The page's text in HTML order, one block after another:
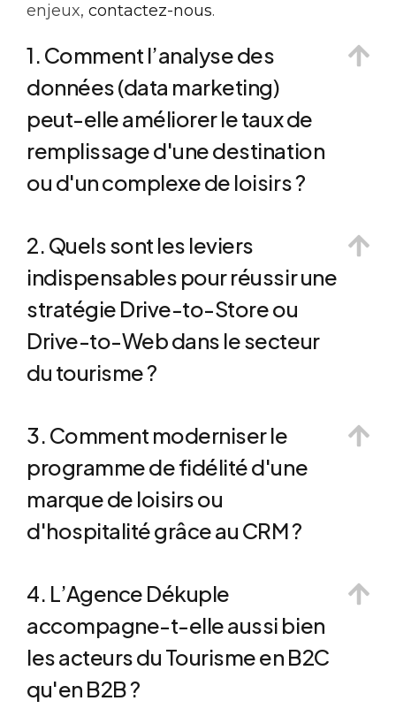
enjeux, contactez-nous.
1. Comment l’analyse des
données (data marketing)
peut-elle améliorer le taux de
remplissage d'une destination
ou d'un complexe de loisirs ?
2. Quels sont les leviers
indispensables pour réussir une
stratégie Drive-to-Store ou
Drive-to-Web dans le secteur
du tourisme ?
3. Comment moderniser le
programme de fidélité d'une
marque de loisirs ou
d'hospitalité grâce au CRM ?
4. L’Agence Dékuple
accompagne-t-elle aussi bien
les acteurs du Tourisme en B2C
qu'en B2B ?